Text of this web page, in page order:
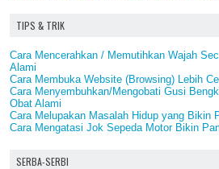
TIPS & TRIK
Cara Mencerahkan / Memutihkan Wajah
Alami
Cara Membuka Website (Browsing) Lebih
Cara Menyembuhkan/Mengobati Gusi
Obat Alami
Cara Melupakan Masalah Hidup yang Bikin
Cara Mengatasi Jok Sepeda Motor Bikin
SERBA-SERBI